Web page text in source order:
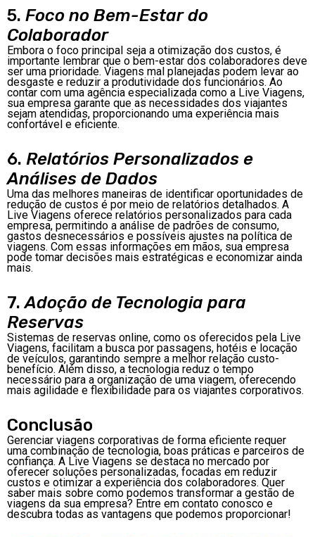
5. Foco no Bem-Estar do
Colaborador
Embora o foco principal seja a otimização dos custos, é
importante lembrar que o bem-estar dos colaboradores deve
ser uma prioridade. Viagens mal planejadas podem levar ao
desgaste e reduzir a produtividade dos funcionários. Ao
contar com uma agência especializada como a Live Viagens,
sua empresa garante que as necessidades dos viajantes
sejam atendidas, proporcionando uma experiência mais
confortável e eficiente.
6. Relatórios Personalizados e
Análises de Dados
Uma das melhores maneiras de identificar oportunidades de
redução de custos é por meio de relatórios detalhados. A
Live Viagens oferece relatórios personalizados para cada
empresa, permitindo a análise de padrões de consumo,
gastos desnecessários e possíveis ajustes na política de
viagens. Com essas informações em mãos, sua empresa
pode tomar decisões mais estratégicas e economizar ainda
mais.
7.Adoção de Tecnologia para
Reservas
Sistemas de reservas online, como os oferecidos pela Live
Viagens, facilitam a busca por passagens, hotéis e locação
de veículos, garantindo sempre a melhor relação custo-
benefício. Além disso, a tecnologia reduz o tempo
necessário para a organização de uma viagem, oferecendo
mais agilidade e flexibilidade para os viajantes corporativos.
Conclusão
Gerenciar viagens corporativas de forma eficiente requer
uma combinação de tecnologia, boas práticas e parceiros de
confiança. A Live Viagens se destaca no mercado por
oferecer soluções personalizadas, focadas em reduzir
custos e otimizar a experiência dos colaboradores. Quer
saber mais sobre como podemos transformar a gestão de
viagens da sua empresa? Entre em contato conosco e
descubra todas as vantagens que podemos proporcionar!